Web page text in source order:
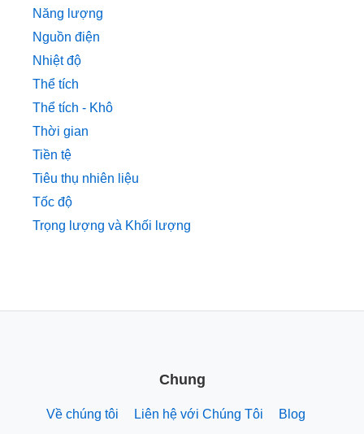
Năng lượng
Nguồn điện
Nhiệt độ
Thể tích
Thể tích - Khô
Thời gian
Tiền tệ
Tiêu thụ nhiên liệu
Tốc độ
Trọng lượng và Khối lượng
Chung
Về chúng tôi Liên hệ với Chúng Tôi
Blog